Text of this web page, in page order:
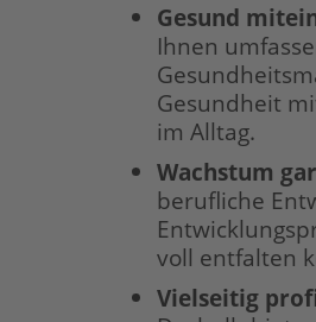
Gesund
Ihnen
Gesundheit
im Alltag.
Wachstum
berufliche
voll entfalten
Vielseitig